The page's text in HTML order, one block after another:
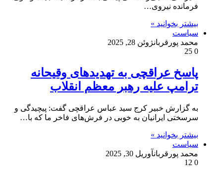
فرمانده نیروی…
بیشتر بخوانید »
سیاست
محمد پورقربانژوئن 28, 2025
0
پاسخ عراقچی به تهدیدهای وقیحانه
ترامپ علیه رهبر معظم انقلاب
به گزارش خبیر کرج سید عباس عراقچی گفت: پیچیدگی و
سرسختی ایرانیان به خوبی در فرش‌های فاخر ما که با…
بیشتر بخوانید »
سیاست
محمد پورقربانآوریل 30, 2025
0